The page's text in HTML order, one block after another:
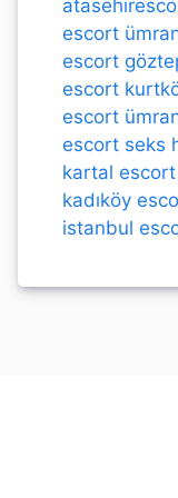
escort
escort
escort
escort
escort seks
kartal escort
kadıköy
istanbul